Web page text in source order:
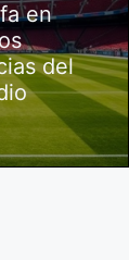
en
del